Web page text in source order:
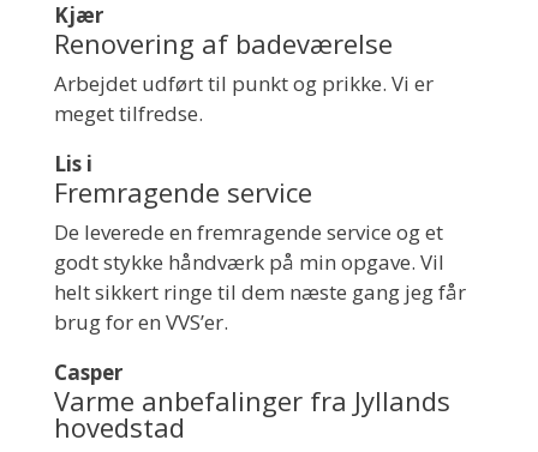
Kjær
Renovering af badeværelse
Arbejdet udført til punkt og prikke. Vi er
meget tilfredse.
Lis i
Fremragende service
De leverede en fremragende service og et
godt stykke håndværk på min opgave. Vil
helt sikkert ringe til dem næste gang jeg får
brug for en VVS’er.
Casper
Varme anbefalinger fra Jyllands
hovedstad